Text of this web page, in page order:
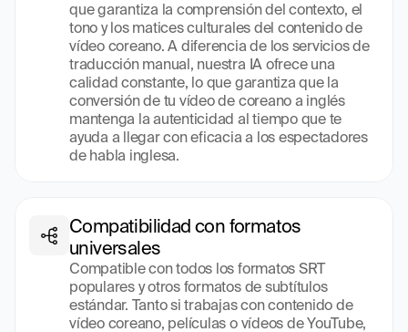
que garantiza la comprensión del contexto, el
tono y los matices culturales del contenido de
vídeo coreano. A diferencia de los servicios de
traducción manual, nuestra IA ofrece una
calidad constante, lo que garantiza que la
conversión de tu vídeo de coreano a inglés
mantenga la autenticidad al tiempo que te
ayuda a llegar con eficacia a los espectadores
de habla inglesa.
Compatibilidad con formatos
universales
Compatible con todos los formatos SRT
populares y otros formatos de subtítulos
estándar. Tanto si trabajas con contenido de
vídeo coreano, películas o vídeos de YouTube,